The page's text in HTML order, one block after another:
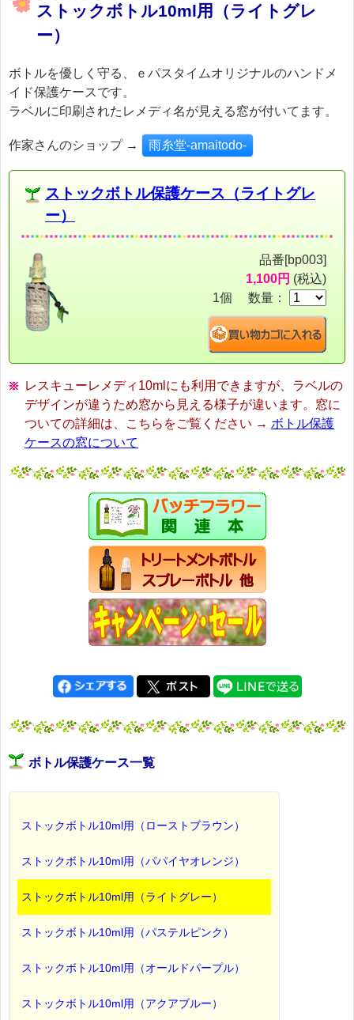
ストックボトル10ml用（ライトグレ
ー）
ボトルを優しく守る、ｅパスタイムオリジナルのハンドメ
イド保護ケースです。
ラベルに印刷されたレメディ名が見える窓が付いてます。
作家さんのショップ → 雨糸堂-amaitodo-
ストックボトル保護ケース（ライトグレ
ー）
品番[bp003]
1,100円 (税込)
1個 数量：
レスキューレメディ10mlにも利用できますが、ラベルの
デザインが違うため窓から見える様子が違います。窓に
ついての詳細は、こちらをご覧ください → ボトル保護
ケースの窓について
ボトル保護ケース一覧
ストックボトル10ml用（ローストブラウン）
ストックボトル10ml用（パパイヤオレンジ）
ストックボトル10ml用（ライトグレー）
ストックボトル10ml用（パステルピンク）
ストックボトル10ml用（オールドパープル）
ストックボトル10ml用（アクアブルー）